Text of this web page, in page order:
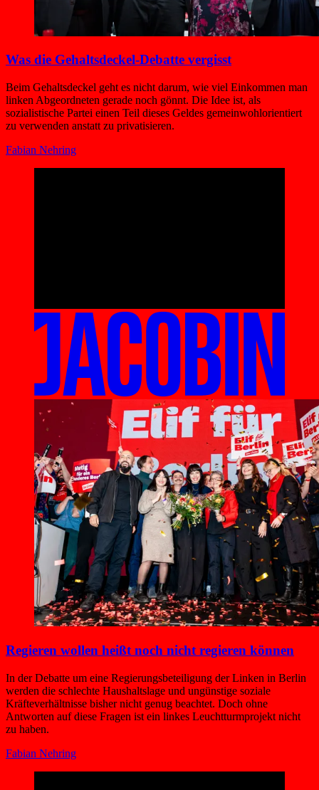
Was die Gehaltsdeckel-Debatte vergisst
Beim Gehaltsdeckel geht es nicht darum, wie viel Einkommen man
linken Abgeordneten gerade noch gönnt. Die Idee ist, als
sozialistische Partei einen Teil dieses Geldes gemeinwohlorientiert
zu verwenden anstatt zu privatisieren.
Fabian Nehring
Regieren wollen heißt noch nicht regieren können
In der Debatte um eine Regierungsbeteiligung der Linken in Berlin
werden die schlechte Haushaltslage und ungünstige soziale
Kräfteverhältnisse bisher nicht genug beachtet. Doch ohne
Antworten auf diese Fragen ist ein linkes Leuchtturmprojekt nicht
zu haben.
Fabian Nehring